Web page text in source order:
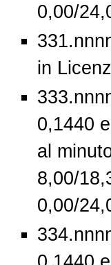
0,00/
in
0,1440
al
8,00/
0,00/